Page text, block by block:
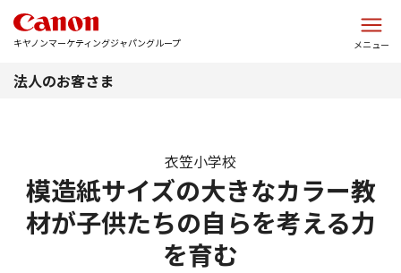
キヤノンマーケティングジャパングループ メニュー
法人のお客さま
模造紙サイズの大きなカラー教
材が子供たちの自らを考える力
を育む
衣笠小学校